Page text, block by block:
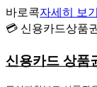
바로콕자세히 보기
💳 신용카드상품
신용카드 상품